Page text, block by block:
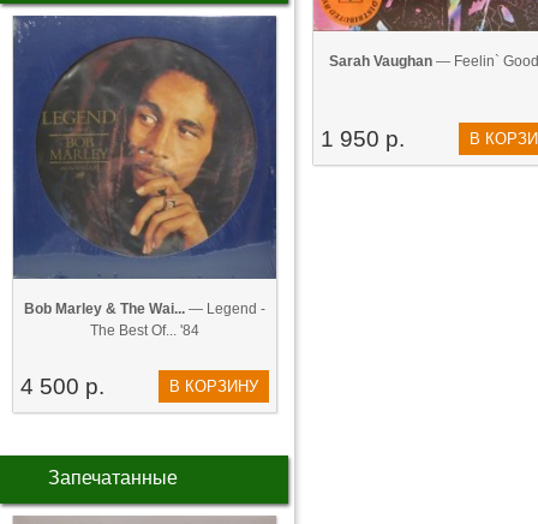
Bob Marley & The Wai... — Legend -
The Best Of... '84
4 500 р. В КОРЗИНУ
Запечатанные
Sarah Vaughan— Feelin`
1 950 р. В